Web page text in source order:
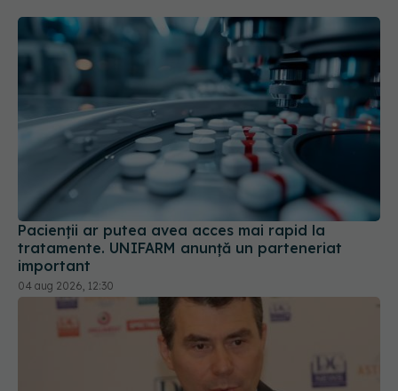
Pacienții ar putea avea acces mai rapid la
tratamente. UNIFARM anunță un parteneriat
important
04 aug 2026, 12:30